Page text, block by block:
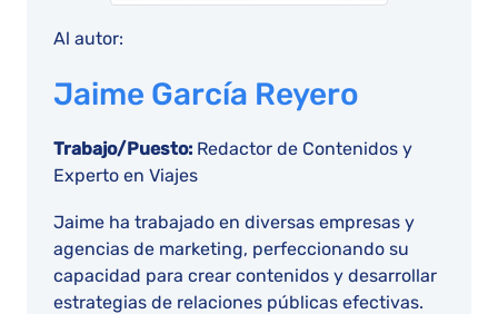
Al autor:
Jaime García Reyero
Trabajo/Puesto: Redactor de Contenidos y
Experto en Viajes
Jaime ha trabajado en diversas empresas y
agencias de marketing, perfeccionando su
capacidad para crear contenidos y desarrollar
estrategias de relaciones públicas efectivas.